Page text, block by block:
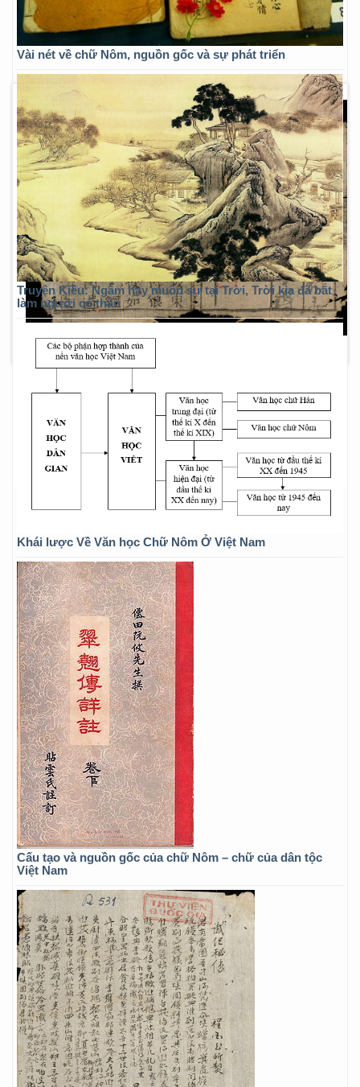
Vài nét về chữ Nôm, nguồn gốc và sự phát triển
Truyện Kiều: Ngẫm hay muôn sự tại Trời, Trời kia đã bắt
làm người có thân
Khái lược Về Văn học Chữ Nôm Ở Việt Nam
Cấu tạo và nguồn gốc của chữ Nôm – chữ của dân tộc
Việt Nam